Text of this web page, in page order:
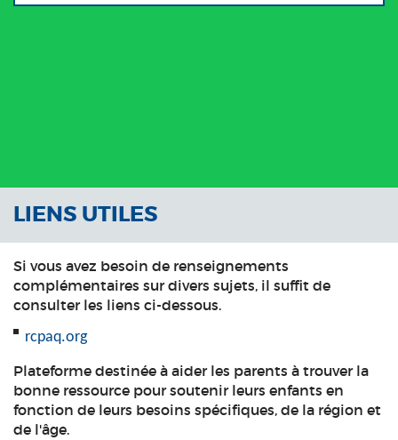
LIENS UTILES
Si vous avez besoin de renseignements
complémentaires sur divers sujets, il suffit de
consulter les liens ci-dessous.
rcpaq.org
Plateforme destinée à aider les parents à trouver la
bonne ressource pour soutenir leurs enfants en
fonction de leurs besoins spécifiques, de la région et
de l'âge.